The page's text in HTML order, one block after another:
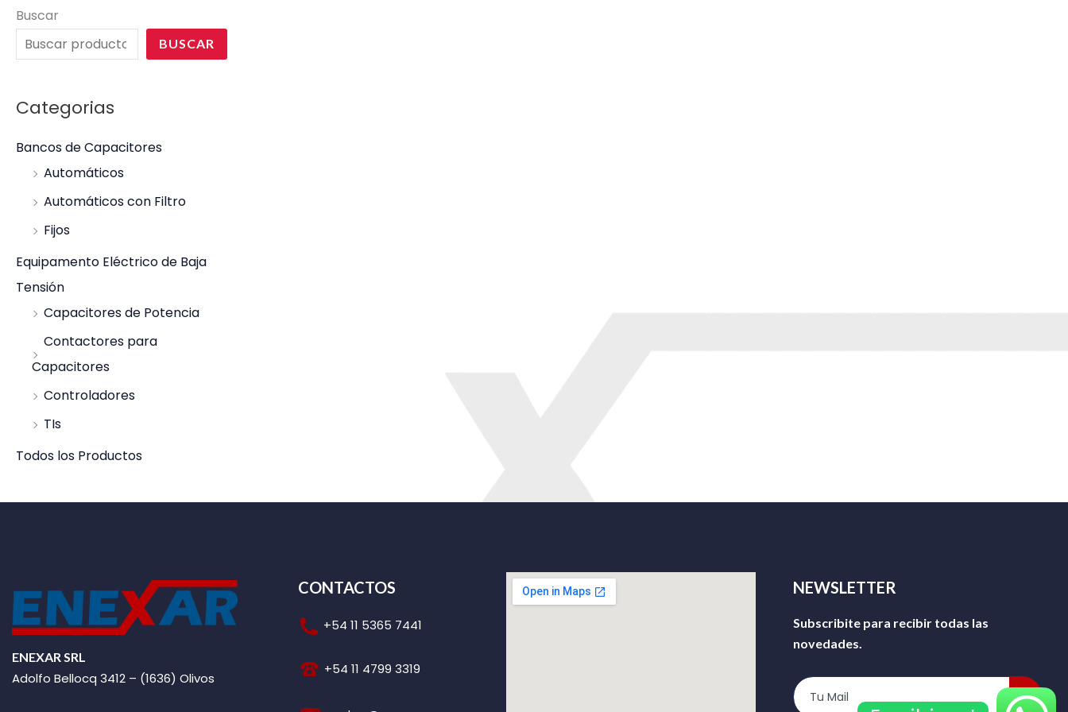
Buscar
BUSCAR
Categorias
Bancos de Capacitores
Automáticos
Automáticos con Filtro
Fijos
Equipamento Eléctrico de Baja
Tensión
Capacitores de Potencia
Contactores para
Capacitores
Controladores
TIs
Todos los Productos
ENEXAR SRL
Adolfo Bellocq 3412 – (1636) Olivos
CONTACTOS
+54 11 5365 7441
+54 11 4799 3319
NEWSLETTER
Subscribite para recibir todas las
novedades.